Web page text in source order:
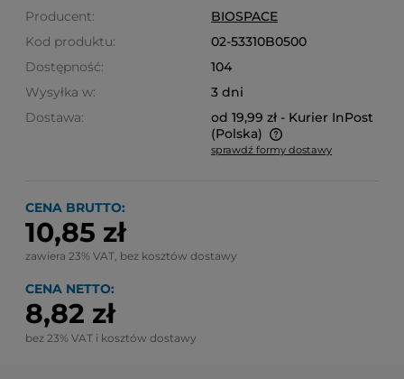
Producent:
BIOSPACE
Kod produktu:
02-53310B0500
Dostępność:
104
Wysyłka w:
3 dni
Dostawa:
od 19,99 zł - Kurier InPost
(Polska)
Cena nie zawiera ewentualnych kosztów płatności
sprawdź formy dostawy
CENA BRUTTO:
10,85 zł
zawiera 23% VAT, bez kosztów dostawy
CENA NETTO:
8,82 zł
bez 23% VAT i kosztów dostawy